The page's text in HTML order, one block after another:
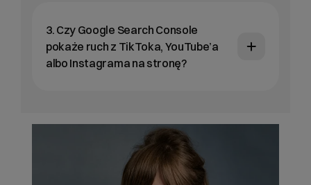
3. Czy Google Search Console
pokaże ruch z TikToka, YouTube’a
albo Instagrama na stronę?